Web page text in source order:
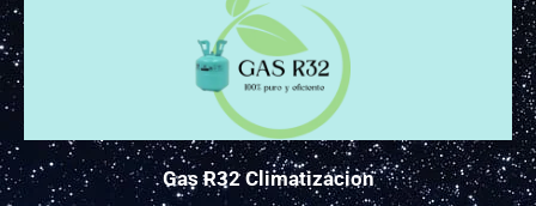
Gas R32 Climatizacion